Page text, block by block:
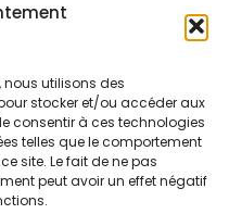
nous utilisons des
stocker et/ou accéder aux
consentir à ces technologies
telles que le comportement
site. Le fait de ne pas
peut avoir un effet négatif
skills
Qualité
CSE